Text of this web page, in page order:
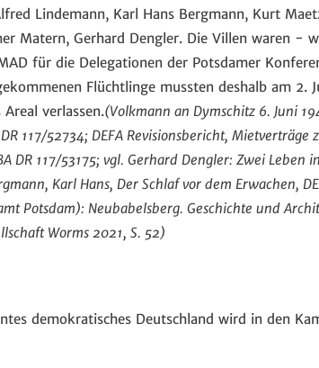
Lindemann, Karl Hans Bergmann, Kurt
Matern, Gerhard Dengler. Die Villen waren -
für die Delegationen der Potsdamer
Flüchtlinge mussten deshalb am 2.
verlassen.(Volkmann an Dymschitz 6. Juni
117/52734; DEFA Revisionsbericht, Mietverträge
DR 117/53175; vgl. Gerhard Dengler: Zwei Leben
Karl Hans, Der Schlaf vor dem Erwachen,
Potsdam): Neubabelsberg. Geschichte und
Worms 2021, S. 52)
demokratisches Deutschland wird in den